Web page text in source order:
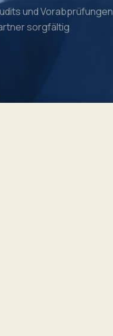
und Vorabprüfungen
sorgfältig